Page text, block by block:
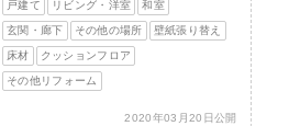
戸建て リビング・洋室 和室
玄関・廊下 その他の場所 壁紙張り替え
床材 クッションフロア
その他リフォーム
2020年03月20日公開